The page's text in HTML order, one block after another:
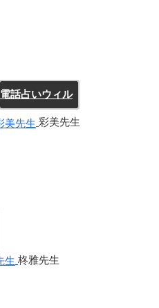
電話占いウィル
彩美先生
柊雅先生